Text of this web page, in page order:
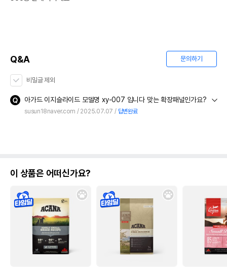
Q&A 문의하기
비밀글 제외
아가드 이지슬라이드 모델명 xy-007 입니다 맞는 확장패널인가요?
susun18naver.com 2025.07.07 답변완료
이 상품은 어떠신가요?